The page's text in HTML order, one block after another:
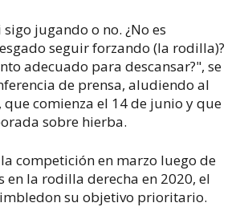
jugando o no. ¿No es
seguir forzando (la rodilla)?
adecuado para descansar?", se
de prensa, aludiendo al
comienza el 14 de junio y que
sobre hierba.
competición en marzo luego de
en la rodilla derecha en 2020, el
su objetivo prioritario.